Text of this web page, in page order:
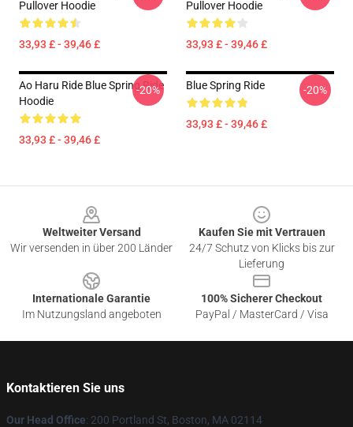
Pullover Hoodie
33,93 £ - 39,46 £
Pullover Hoodie
33,93 £ - 39,46 £
Ao Haru Ride Blue Spring Ride
Hoodie
33,93 £ - 39,46 £
-20% Blue Spring Ride
33,93 £ - 39,46 £
-20%
Weltweiter Versand
Wir versenden in über 200 Länder
Kaufen Sie mit Vertrauen
24/7 Schutz von Klicks bis zur
Lieferung
Internationale Garantie
Im Nutzungsland angeboten
100% Sicherer Checkout
PayPal / MasterCard / Visa
Kontaktieren Sie uns
Our Head Office: 200 Portland St, Boston, MA 02114